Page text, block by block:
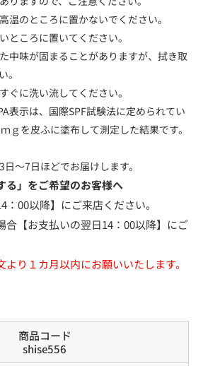
温のところに置かないでください。
ところに置いてください。
中味が固まることがありますが、拭き取
。
ぐに洗い流してください。
表示は、国際SPF試験法に定められてい
ｇを皮ふに塗布して測定した結果です。
～7日ほどでお届けします。
」をご希望のお客様へ
：00以降】にご来店ください。
合【お支払いの翌日14：00以降】にご
より１カ月以内にお願いいたします。
商品コード
shise556